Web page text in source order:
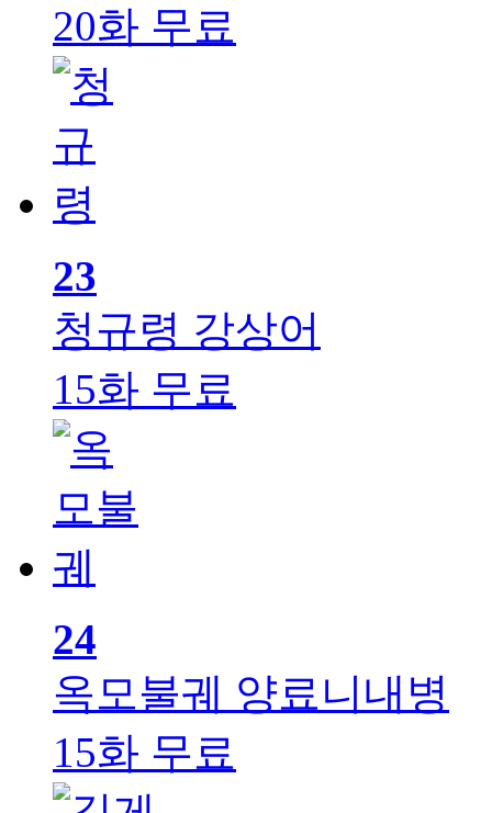
20화 무료
23
청규령 강상어
15화 무료
24
옥모불궤 양료니내병
15화 무료